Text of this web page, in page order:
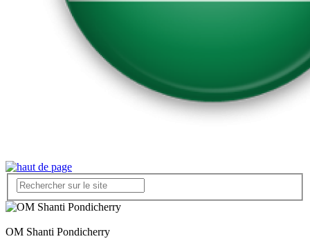
OM Shanti Pondicherry